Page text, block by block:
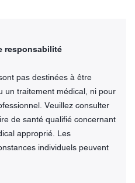
responsabilité
pas destinées à être
un traitement médical, ni pour
Veuillez consulter
de santé qualifié concernant
approprié. Les
individuels peuvent